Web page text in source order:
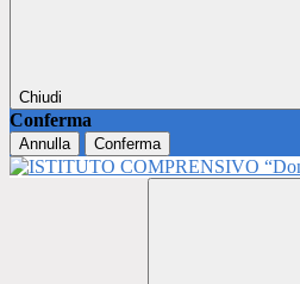
Chiudi
Conferma
Annulla Conferma